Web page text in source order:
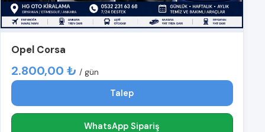
Opel Corsa
2.800,00 ₺ / gün
Talep
WhatsApp Sipariş